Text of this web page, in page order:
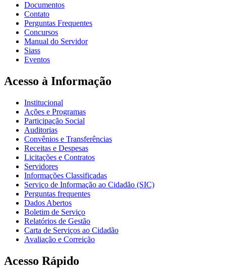
Documentos
Contato
Perguntas Frequentes
Concursos
Manual do Servidor
Siass
Eventos
Acesso à Informação
Institucional
Ações e Programas
Participação Social
Auditorias
Convênios e Transferências
Receitas e Despesas
Licitações e Contratos
Servidores
Informações Classificadas
Serviço de Informação ao Cidadão (SIC)
Perguntas frequentes
Dados Abertos
Boletim de Serviço
Relatórios de Gestão
Carta de Serviços ao Cidadão
Avaliação e Correição
Acesso Rápido